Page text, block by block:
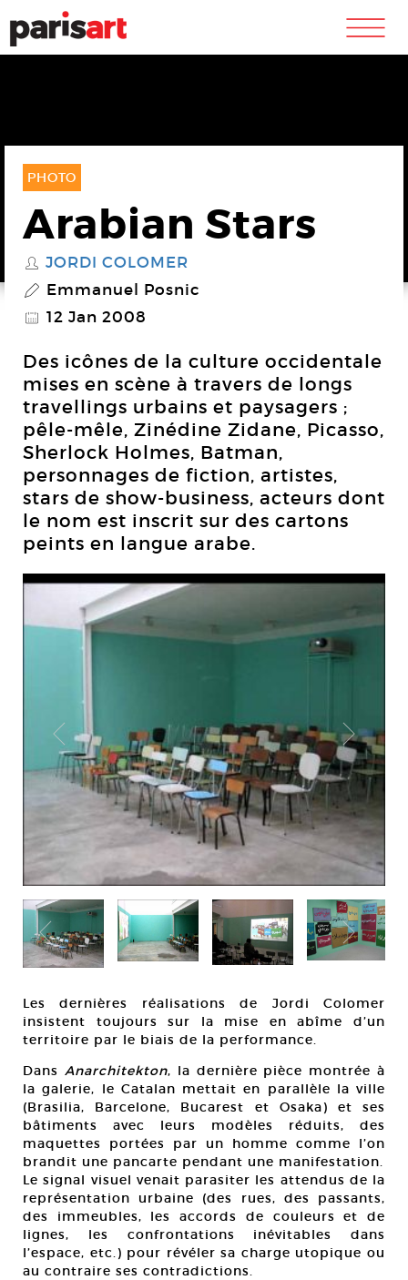
m
PHOTO
Arabian Stars
S JORDI COLOMER
P Emmanuel Posnic
@ 12 Jan 2008
Des icônes de la culture occidentale
mises en scène à travers de longs
travellings urbains et paysagers ;
pêle-mêle, Zinédine Zidane, Picasso,
Sherlock Holmes, Batman,
personnages de fiction, artistes,
stars de show-business, acteurs dont
le nom est inscrit sur des cartons
peints en langue arabe.
Les dernières réalisations de Jordi Colomer
insistent toujours sur la mise en abîme d’un
territoire par le biais de la performance.
Dans Anarchitekton, la dernière pièce montrée à
la galerie, le Catalan mettait en parallèle la ville
(Brasilia, Barcelone, Bucarest et Osaka) et ses
bâtiments avec leurs modèles réduits, des
maquettes portées par un homme comme l’on
brandit une pancarte pendant une manifestation.
Le signal visuel venait parasiter les attendus de la
représentation urbaine (des rues, des passants,
des immeubles, les accords de couleurs et de
lignes, les confrontations inévitables dans
l’espace, etc.) pour révéler sa charge utopique ou
au contraire ses contradictions.